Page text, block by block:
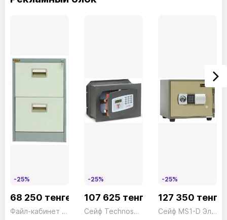
-25%
68 250 тенге
Файл-кабинет 2 ящика FC02 серый President
-25%
107 625 тенге
Сейф Technosafe Digital TE/4 Электронный черный Technomax 18кг
-25%
127 350 тенге
Сейф MS1-D Электронный President ш409*г369*в357 40кг